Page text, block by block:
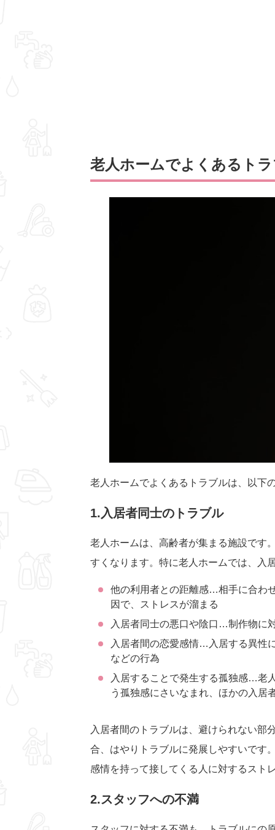
老人ホームでよくあるト
老人ホームでよくあるトラブルは、以下
1.入居者同士のトラブル
老人ホームは、高齢者が集まる施設です
すくなります。特に老人ホームでは、入
他の利用者との距離感…相手に合わ
因で、ストレスが溜まる
入居者同士の悪口や陰口…制作物に
入居者間の恋愛感情…入居する異性
などの行為
入居することで発生する孤独感…老
う孤独感にさいなまれ、ほかの入居
入居者間のトラブルは、避けられない部
合、はやりトラブルに発展しやすいです
感情を持って接してくる人に対するスト
2.スタッフへの不満